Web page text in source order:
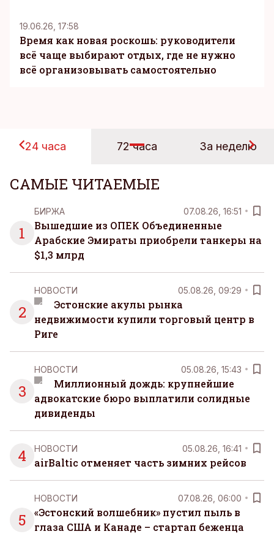
19.06.26, 17:58
Время как новая роскошь: руководители
всё чаще выбирают отдых, где не нужно
всё организовывать самостоятельно
24 часа 72 часа За неделю
САМЫЕ ЧИТАЕМЫЕ
1
БИРЖА 07.08.26, 16:51
Вышедшие из ОПЕК Объединенные
Арабские Эмираты приобрели танкеры на
$1,3 млрд
2
НОВОСТИ 05.08.26, 09:29
Эстонские акулы рынка
недвижимости купили торговый центр в
Риге
3
НОВОСТИ 05.08.26, 15:43
Миллионный дождь: крупнейшие
адвокатские бюро выплатили солидные
дивиденды
4 НОВОСТИ 05.08.26, 16:41
airBaltic отменяет часть зимних рейсов
5
НОВОСТИ 07.08.26, 06:00
«Эстонский волшебник» пустил пыль в
глаза США и Канаде – стартап беженца